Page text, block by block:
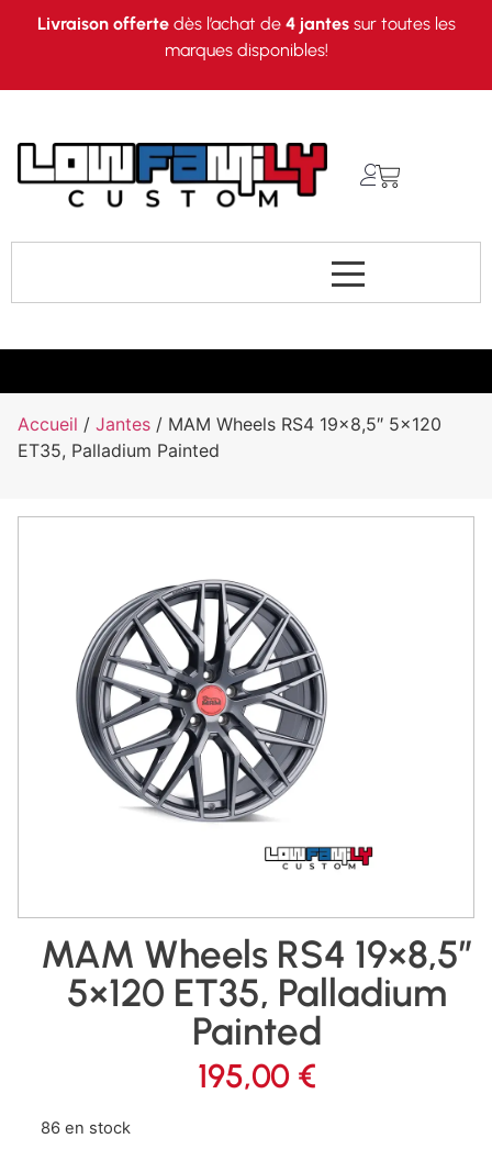
Livraison offertedès l’achat de 4 jantessur toutes les
marques disponibles!
Accueil / Jantes / MAM Wheels RS4 19×8,5″ 5×120
ET35, Palladium Painted
MAM Wheels RS4 19×8,5″
5×120 ET35, Palladium
Painted
195,00 €
86 en stock